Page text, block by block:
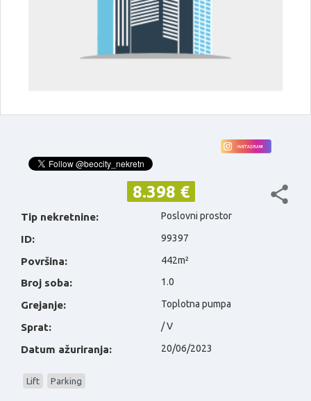
8.398 €
Tip nekretnine: Poslovni prostor
ID: 99397
Površina: 442m²
Broj soba: 1.0
Grejanje: Toplotna pumpa
Sprat: / V
Datum ažuriranja: 20/06/2023
Lift Parking